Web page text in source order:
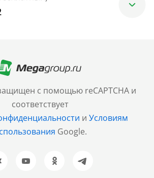
с помощью reCAPTCHA и
соответствует
и Условиям
Google.
10
33
93